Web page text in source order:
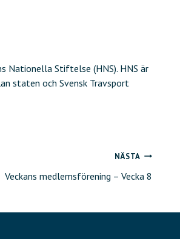
Nationella Stiftelse (HNS). HNS är
staten och Svensk Travsport
NÄSTA
Veckans medlemsförening – Vecka 8